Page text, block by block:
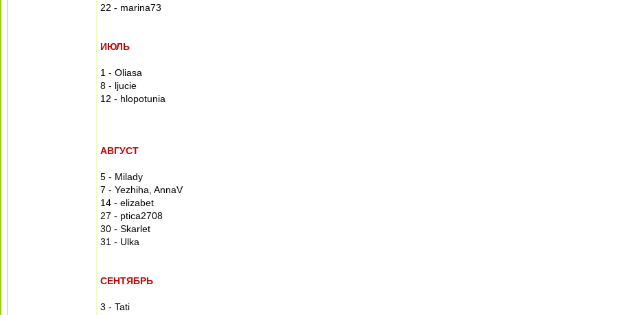
22 - marina73
ИЮЛЬ
1 - Oliasa
8 - ljucie
12 - hlopotunia
АВГУСТ
5 - Milady
7 - Yezhiha, AnnaV
14 - elizabet
27 - ptica2708
30 - Skarlet
31 - Ulka
СЕНТЯБРЬ
3 - Tati